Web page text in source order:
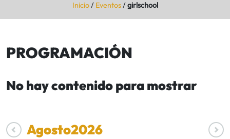
Inicio/ Eventos/girlschool
PROGRAMACIÓN
No hay contenido para mostrar
Agosto2026